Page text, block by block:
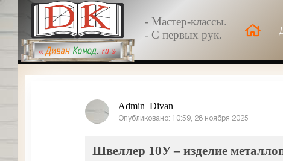
- Мастер-классы.
- С первых рук.
Admin_Divan
Опубликовано: 10:59, 28 ноября 2025
Швеллер 10У – изделие